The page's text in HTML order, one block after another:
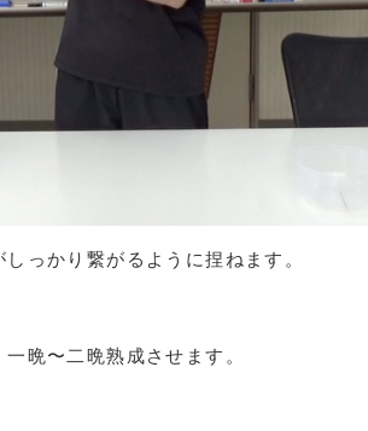
っかり繋がるように捏ねます。
晩〜二晩熟成させます。